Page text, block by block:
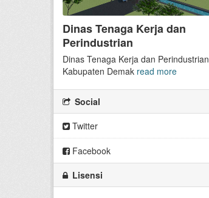
Dinas Tenaga Kerja dan
Perindustrian
Dinas Tenaga Kerja dan Perindustrian
Kabupaten Demak read more
Social
Twitter
Facebook
Lisensi